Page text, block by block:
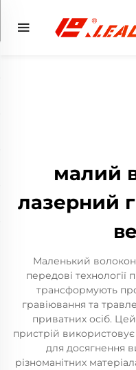
малий
лазерний
Маленький
передові технології
трансформують
гравіювання та
приватних осіб.
пристрій
для досягнення
різноманітних